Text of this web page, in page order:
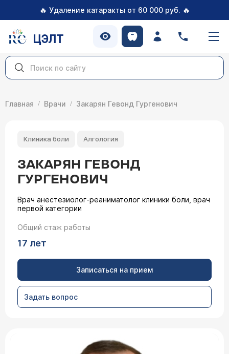
🔥 Удаление катаракты от 60 000 руб. 🔥
ЦЭЛТ
Главная Врачи Закарян Гевонд Гургенович
Клиника боли Алгология
ЗАКАРЯН ГЕВОНД
ГУРГЕНОВИЧ
Врач анестезиолог-реаниматолог клиники боли, врач
первой категории
Общий стаж работы
17 лет
Записаться на прием
Задать вопрос